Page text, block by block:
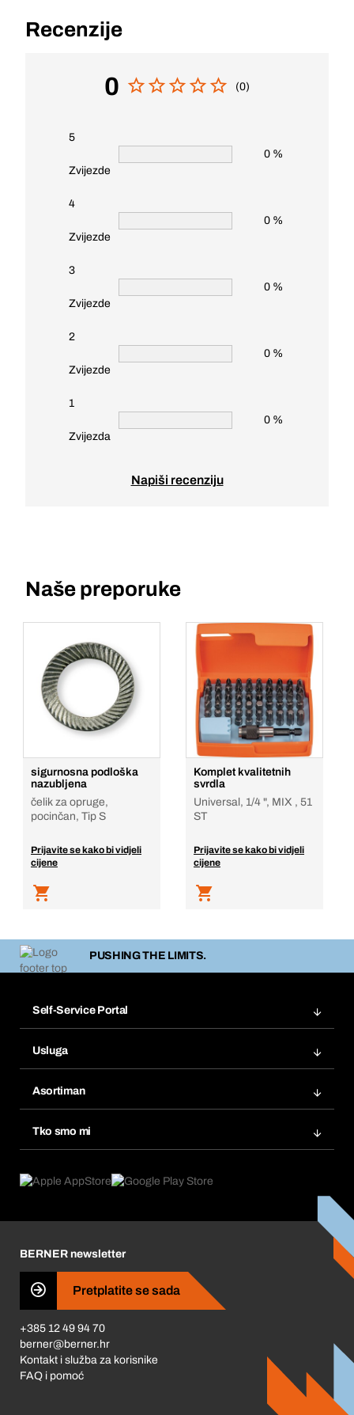
Recenzije
0 (0)
5
Zvijezde
0 %
4
Zvijezde
0 %
3
Zvijezde
0 %
2
Zvijezde
0 %
1
Zvijezda
0 %
Napiši recenziju
Naše preporuke
sigurnosna podloška
nazubljena
čelik za opruge,
pocinčan, Tip S
Prijavite se kako bi vidjeli
cijene
Komplet kvalitetnih
svrdla
Universal, 1/4 ", MIX , 51
ST
Prijavite se kako bi vidjeli
cijene
PUSHING THE LIMITS.
Self-Service Portal
Popisi želja
Ponovno naručivanje
Pretplate
Usluga
Tražitelji proizvoda
Asortiman
Tko smo mi
Što nas pokreće
Business Conduct
BERNER newsletter
Pretplatite se sada
+385 12 49 94 70
berner@berner.hr
Kontakt i služba za korisnike
FAQ i pomoć